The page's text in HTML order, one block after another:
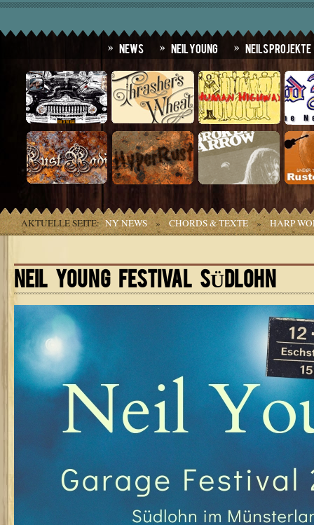
News Neil Young Neils Projekte
AKTUELLE SEITE: NY NEWS » CHORDS & TEXTE » HARP
NEIL YOUNG FESTIVAL SÜDLOHN